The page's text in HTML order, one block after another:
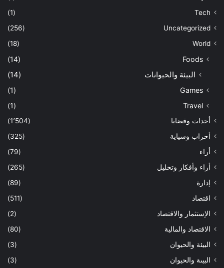
Tech
(1)
Uncategorized
(256)
World
(18)
Foods
(14)
البيئة والحيوانات (14)
Games
(1)
Travel
(1)
أحداث وقضايا
(1٬504)
أحزاب وسياية
(325)
أراء
(79)
أراء وأفكار وتحليل
(265)
إدارة
(89)
اقتصاد
(511)
الإستثمار والاقتصاد
(2)
الاقتصاد والمالية
(80)
البيئة والحيوان
(3)
البيىة والحيوان
(3)